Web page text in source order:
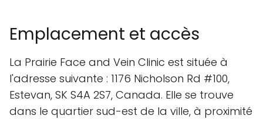
Emplacement et accès
La Prairie Face and Vein Clinic est située à
l'adresse suivante : 1176 Nicholson Rd #100,
Estevan, SK S4A 2S7, Canada. Elle se trouve
dans le quartier sud-est de la ville, à proximité